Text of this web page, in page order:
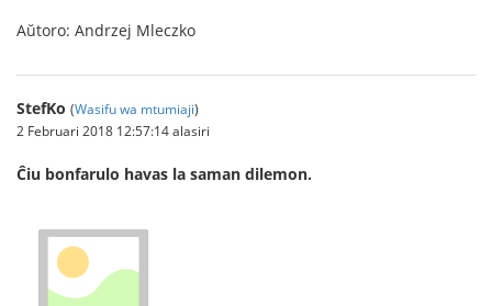
Aŭtoro: Andrzej Mleczko
StefKo (Wasifu wa mtumiaji)
2 Februari 2018 12:57:14 alasiri
Ĉiu bonfarulo havas la saman dilemon.